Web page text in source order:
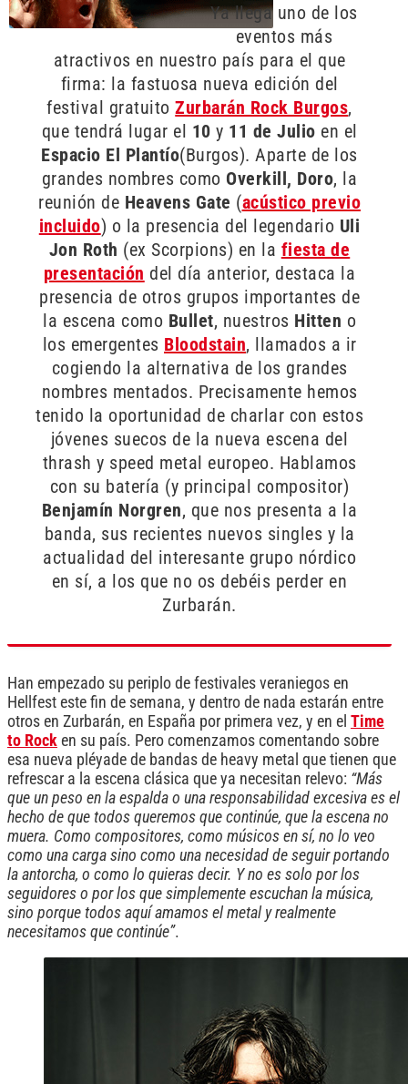
Ya llega uno de los
eventos más
atractivos en nuestro país para el que
firma: la fastuosa nueva edición del
festival gratuitoZurbarán Rock Burgos,
que tendrá lugar el 10 y 11 de Julio en el
Espacio El Plantío(Burgos). Aparte de los
grandes nombres como Overkill, Doro, la
reunión de Heavens Gate (acústico previo
incluido) o la presencia del legendario Uli
Jon Roth (ex Scorpions) en la fiesta de
presentación del día anterior, destaca la
presencia de otros grupos importantes de
la escena como Bullet, nuestros Hitten o
los emergentes Bloodstain, llamados a ir
cogiendo la alternativa de los grandes
nombres mentados. Precisamente hemos
tenido la oportunidad de charlar con estos
jóvenes suecos de la nueva escena del
thrash y speed metal europeo. Hablamos
con su batería (y principal compositor)
Benjamín Norgren, que nos presenta a la
banda, sus recientes nuevos singles y la
actualidad del interesante grupo nórdico
en sí, a los que no os debéis perder en
Zurbarán.
Han empezado su periplo de festivales veraniegos en
Hellfest este fin de semana, y dentro de nada estarán entre
otros en Zurbarán, en España por primera vez, y en el Time
to Rock en su país. Pero comenzamos comentando sobre
esa nueva pléyade de bandas de heavy metal que tienen que
refrescar a la escena clásica que ya necesitan relevo: “Más
que un peso en la espalda o una responsabilidad excesiva es el
hecho de que todos queremos que continúe, que la escena no
muera. Como compositores, como músicos en sí, no lo veo
como una carga sino como una necesidad de seguir portando
la antorcha, o como lo quieras decir. Y no es solo por los
seguidores o por los que simplemente escuchan la música,
sino porque todos aquí amamos el metal y realmente
necesitamos que continúe”.